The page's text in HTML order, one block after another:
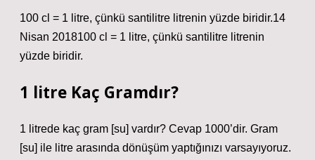
100 cl = 1 litre, çünkü santilitre litrenin yüzde biridir.14
Nisan 2018100 cl = 1 litre, çünkü santilitre litrenin
yüzde biridir.
1 litre Kaç Gramdır?
1 litrede kaç gram [su] vardır? Cevap 1000’dir. Gram
[su] ile litre arasında dönüşüm yaptığınızı varsayıyoruz.